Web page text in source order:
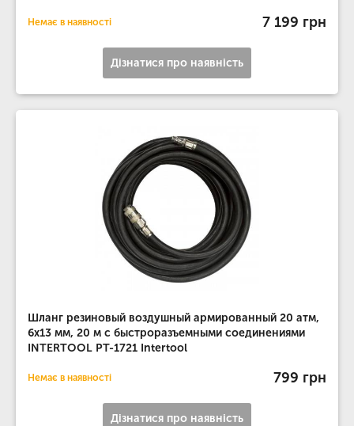
Немає в наявності 7 199 грн
Дізнатися про наявність
Шланг резиновый воздушный армированный 20 атм,
6x13 мм, 20 м с быстроразъемными соединениями
INTERTOOL PT-1721 Intertool
Немає в наявності 799 грн
Дізнатися про наявність